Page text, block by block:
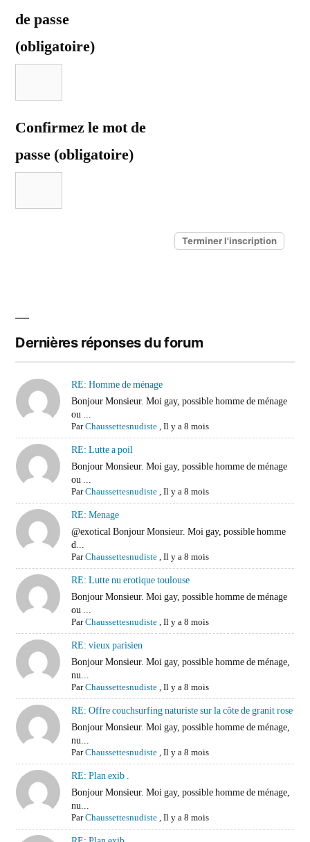
de passe
(obligatoire)
Confirmez le mot de
passe (obligatoire)
Dernières réponses du forum
RE: Homme de ménage
Bonjour Monsieur. Moi gay, possible homme de ménage
ou ...
ParChaussettesnudiste,Il y a 8 mois
RE: Lutte a poil
Bonjour Monsieur. Moi gay, possible homme de ménage
ou ...
ParChaussettesnudiste,Il y a 8 mois
RE: Menage
@exotical Bonjour Monsieur. Moi gay, possible homme
d...
ParChaussettesnudiste,Il y a 8 mois
RE: Lutte nu erotique toulouse
Bonjour Monsieur. Moi gay, possible homme de ménage
ou ...
ParChaussettesnudiste,Il y a 8 mois
RE: vieux parisien
Bonjour Monsieur. Moi gay, possible homme de ménage,
nu...
ParChaussettesnudiste,Il y a 8 mois
RE: Offre couchsurfing naturiste sur la côte de granit rose
Bonjour Monsieur. Moi gay, possible homme de ménage,
nu...
ParChaussettesnudiste,Il y a 8 mois
RE: Plan exib .
Bonjour Monsieur. Moi gay, possible homme de ménage,
nu...
ParChaussettesnudiste,Il y a 8 mois